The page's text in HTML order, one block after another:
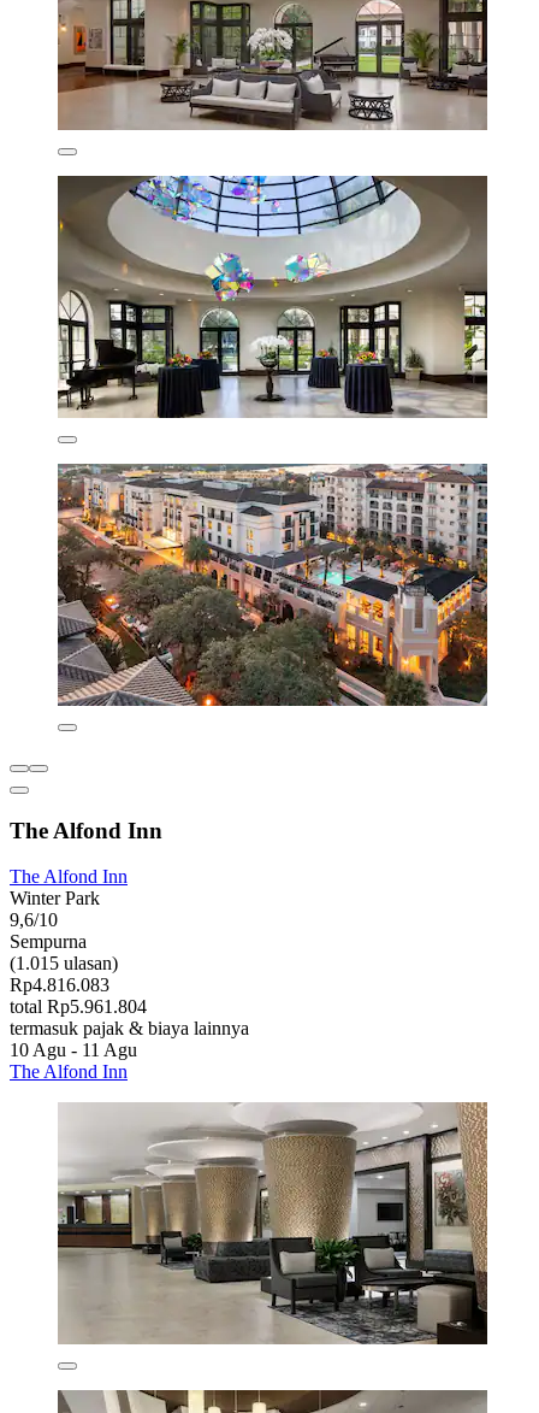
The Alfond Inn
The Alfond Inn
Winter Park
9,6/10
Sempurna
(1.015 ulasan)
Rp4.816.083
total Rp5.961.804
termasuk pajak & biaya lainnya
10 Agu - 11 Agu
The Alfond Inn